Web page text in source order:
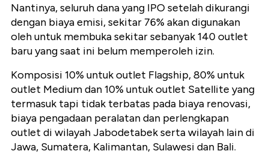
Nantinya, seluruh dana yang IPO setelah dikurangi
dengan biaya emisi, sekitar 76% akan digunakan
oleh untuk membuka sekitar sebanyak 140 outlet
baru yang saat ini belum memperoleh izin.
Komposisi 10% untuk outlet Flagship, 80% untuk
outlet Medium dan 10% untuk outlet Satellite yang
termasuk tapi tidak terbatas pada biaya renovasi,
biaya pengadaan peralatan dan perlengkapan
outlet di wilayah Jabodetabek serta wilayah lain di
Jawa, Sumatera, Kalimantan, Sulawesi dan Bali.